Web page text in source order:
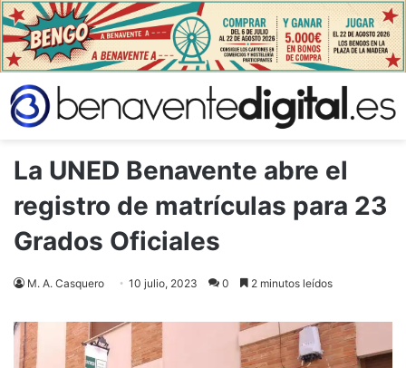
La UNED Benavente abre el
registro de matrículas para 23
Grados Oficiales
M. A. Casquero 10 julio, 2023 0 2 minutos leídos